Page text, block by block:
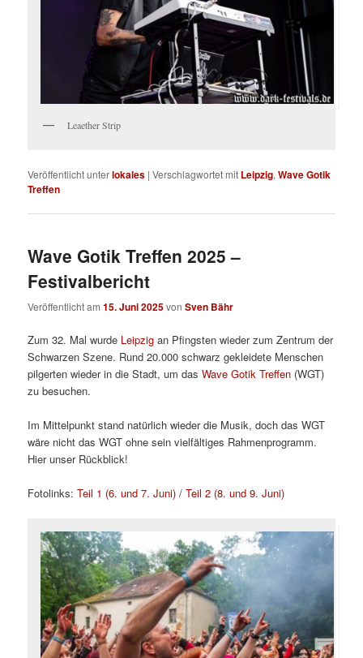
Leaether Strip
Veröffentlicht unterlokales |Verschlagwortet mit Leipzig,Wave Gotik
Treffen
Wave Gotik Treffen 2025 –
Festivalbericht
Veröffentlicht am15. Juni 2025vonSven Bähr
Zum 32. Mal wurde Leipzig an Pfingsten wieder zum Zentrum der
Schwarzen Szene. Rund 20.000 schwarz gekleidete Menschen
pilgerten wieder in die Stadt, um dasWave Gotik Treffen (WGT)
zu besuchen.
Im Mittelpunkt stand natürlich wieder die Musik, doch das WGT
wäre nicht das WGT ohne sein vielfältiges Rahmenprogramm.
Hier unser Rückblick!
Fotolinks:Teil 1 (6. und 7. Juni) /Teil 2 (8. und 9. Juni)